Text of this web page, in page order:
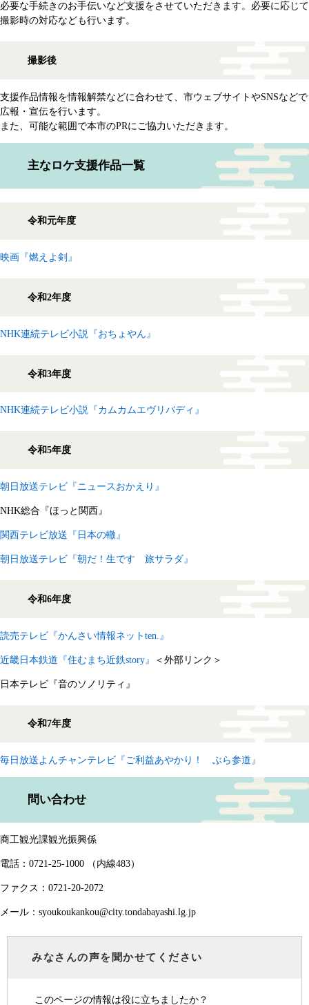
必要な手続きのお手伝いなど支援をさせていただきます。必要に応じて
撮影時の対応なども行います。
撮影後
支援作品情報を情報解禁などに合わせて、市ウェブサイトやSNSなどで
広報・宣伝を行います。
また、可能な範囲で本市のPRにご協力いただきます。
主なロケ支援作品一覧
令和元年度
映画『燃えよ剣』
令和2年度
NHK連続テレビ小説『おちょやん』
令和3年度
NHK連続テレビ小説『カムカムエヴリバディ』
令和5年度
朝日放送テレビ『ニュースおかえり』
NHK総合『ほっと関西』
関西テレビ放送『日本の轍』
朝日放送テレビ『朝だ！生です 旅サラダ』
令和6年度
読売テレビ『かんさい情報ネットten.』
近畿日本鉄道『住むまち近鉄story』 ＜外部リンク＞
日本テレビ『音のソノリティ』
令和7年度
毎日放送よんチャンテレビ『ご利益あやかり！ ぶら参道』
問い合わせ
商工観光課観光振興係
電話：0721-25-1000 （内線483）
ファクス：0721-20-2072
メール：syoukoukankou@city.tondabayashi.lg.jp
みなさんの声を聞かせてください
このページの情報は役に立ちましたか？